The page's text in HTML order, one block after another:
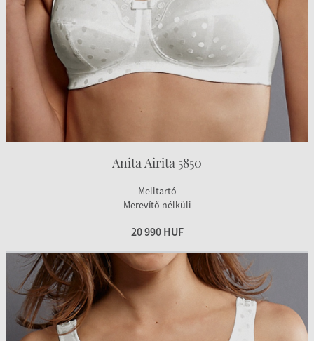
Anita Airita 5850
Melltartó
Merevítő nélküli
20 990 HUF